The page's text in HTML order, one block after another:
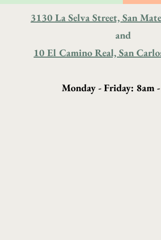
3130 La Selva Street, San
and
10 El Camino Real, San
Monday - Friday: 8am